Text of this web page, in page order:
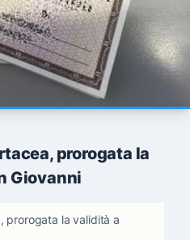
prorogata la
Giovanni
prorogata la validità a